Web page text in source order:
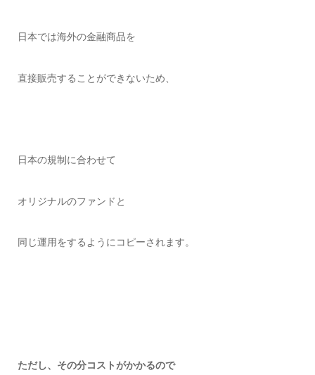
日本では海外の金融商品を
直接販売することができないため、
日本の規制に合わせて
オリジナルのファンドと
同じ運用をするようにコピーされます。
ただし、その分コストがかかるので